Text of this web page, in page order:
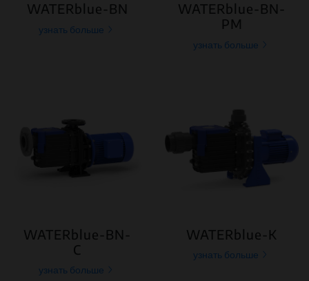
WATERblue-BN
узнать больше
WATERblue-BN-
PM
узнать больше
WATERblue-BN-
C
узнать больше
WATERblue-K
узнать больше